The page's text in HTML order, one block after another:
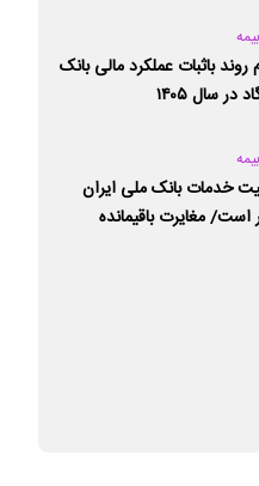
روند باثبات عملکرد مالی بانک
در سال ۱۴۰۵
خدمات بانک ملی ایران
است/ مغایرت‌ باقیمانده